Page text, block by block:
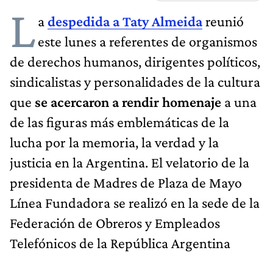
Ladespedida a Taty Almeidareunió
este lunes a referentes de organismos
de derechos humanos, dirigentes políticos,
sindicalistas y personalidades de la cultura
que se acercaron a rendir homenaje a una
de las figuras más emblemáticas de la
lucha por la memoria, la verdad y la
justicia en la Argentina. El velatorio de la
presidenta de Madres de Plaza de Mayo
Línea Fundadora se realizó en la sede de la
Federación de Obreros y Empleados
Telefónicos de la República Argentina